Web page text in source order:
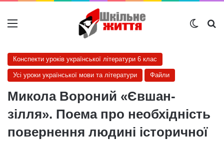
Меню
Конспекти уроків української літератури 6 клас
Усі уроки української мови та літератури Файли
Микола Вороний «Євшан-
зілля». Поема про необхідність
повернення людині історичної